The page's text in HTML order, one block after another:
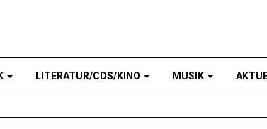
LITERATUR/CDS/KINO MUSIK